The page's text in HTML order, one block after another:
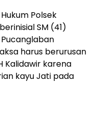
Polsek
SM (41)
harus berurusan
Kalidawir karena
kayu Jati pada